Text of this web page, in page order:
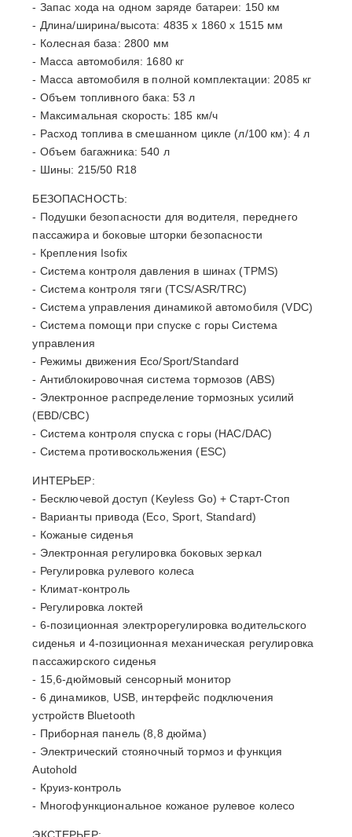
- Запас хода на одном заряде батареи: 150 км
- Длина/ширина/высота: 4835 x 1860 x 1515 мм
- Колесная база: 2800 мм
- Масса автомобиля: 1680 кг
- Масса автомобиля в полной комплектации: 2085 кг
- Объем топливного бака: 53 л
- Максимальная скорость: 185 км/ч
- Расход топлива в смешанном цикле (л/100 км): 4 л
- Объем багажника: 540 л
- Шины: 215/50 R18
БЕЗОПАСНОСТЬ:
- Подушки безопасности для водителя, переднего
пассажира и боковые шторки безопасности
- Крепления Isofix
- Система контроля давления в шинах (TPMS)
- Система контроля тяги (TCS/ASR/TRC)
- Система управления динамикой автомобиля (VDC)
- Система помощи при спуске с горы Система
управления
- Режимы движения Eco/Sport/Standard
- Антиблокировочная система тормозов (ABS)
- Электронное распределение тормозных усилий
(EBD/CBC)
- Система контроля спуска с горы (HAC/DAC)
- Система противоскольжения (ESC)
ИНТЕРЬЕР:
- Бесключевой доступ (Keyless Go) + Старт-Стоп
- Варианты привода (Eco, Sport, Standard)
- Кожаные сиденья
- Электронная регулировка боковых зеркал
- Регулировка рулевого колеса
- Климат-контроль
- Регулировка локтей
- 6-позиционная электрорегулировка водительского
сиденья и 4-позиционная механическая регулировка
пассажирского сиденья
- 15,6-дюймовый сенсорный монитор
- 6 динамиков, USB, интерфейс подключения
устройств Bluetooth
- Приборная панель (8,8 дюйма)
- Электрический стояночный тормоз и функция
Autohold
- Круиз-контроль
- Многофункциональное кожаное рулевое колесо